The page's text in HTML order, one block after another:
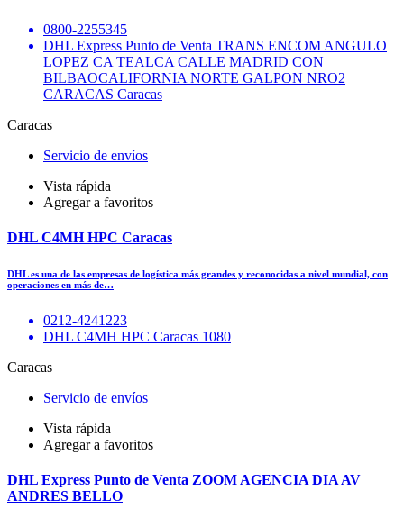
0800-2255345
DHL Express Punto de Venta TRANS ENCOM ANGULO
LOPEZ CA TEALCA CALLE MADRID CON
BILBAOCALIFORNIA NORTE GALPON NRO2
CARACAS Caracas
Caracas
Servicio de envíos
Vista rápida
Agregar a favoritos
DHL C4MH HPC Caracas
DHL es una de las empresas de logística más grandes y reconocidas a nivel mundial, con
operaciones en más de…
0212-4241223
DHL C4MH HPC Caracas 1080
Caracas
Servicio de envíos
Vista rápida
Agregar a favoritos
DHL Express Punto de Venta ZOOM AGENCIA DIA AV
ANDRES BELLO